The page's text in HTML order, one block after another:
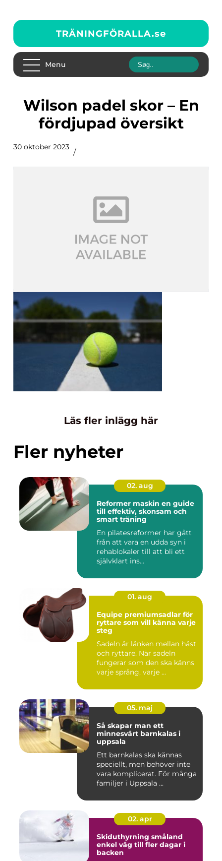
TRÄNINGFÖRALLA.se
Menu
Wilson padel skor – En
fördjupad översikt
30 oktober 2023
Läs fler inlägg här
Fler nyheter
02. aug
Reformer maskin en guide
till effektiv, skonsam och
smart träning
En pilatesreformer har gått
från att vara en udda syn i
rehablokaler till att bli ett
självklart ins...
01. aug
Equipe premiumsadlar för
ryttare som vill känna varje
steg
Sadeln är länken mellan häst
och ryttare. När sadeln
fungerar som den ska känns
varje språng, varje ...
05. maj
Så skapar man ett
minnesvärt barnkalas i
uppsala
Ett barnkalas ska kännas
speciellt, men behöver inte
vara komplicerat. För många
familjer i Uppsala ...
02. apr
Skiduthyrning småland
enkel väg till fler dagar i
backen